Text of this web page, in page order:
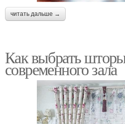
читать дальше →
Как выбрать
современного зала